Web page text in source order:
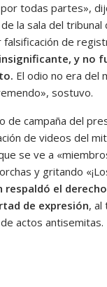
todas partes»,
la sala del tribunal
de
y no
El odio no era del
sostuvo.
de campaña del
de videos del
se ve a
y gritando
respaldó el
de expresión, al
actos antisemitas.